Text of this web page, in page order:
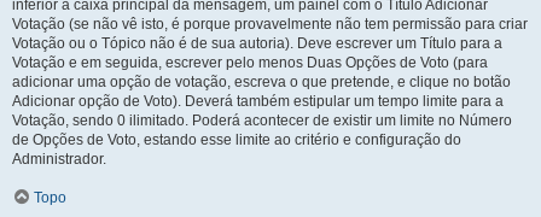
inferior à caixa principal da mensagem, um painel com o Título Adicionar
Votação (se não vê isto, é porque provavelmente não tem permissão para criar
Votação ou o Tópico não é de sua autoria). Deve escrever um Título para a
Votação e em seguida, escrever pelo menos Duas Opções de Voto (para
adicionar uma opção de votação, escreva o que pretende, e clique no botão
Adicionar opção de Voto). Deverá também estipular um tempo limite para a
Votação, sendo 0 ilimitado. Poderá acontecer de existir um limite no Número
de Opções de Voto, estando esse limite ao critério e configuração do
Administrador.
Topo